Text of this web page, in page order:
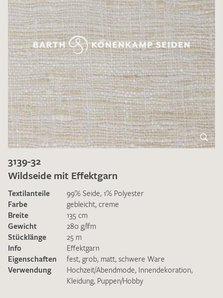
3139-32
Wildseide mit Effektgarn
Textilanteile
99% Seide, 1% Polyester
Farbe
gebleicht, creme
Breite
135 cm
Gewicht
280 g/lfm
Stücklänge
25 m
Info
Effektgarn
Eigenschaften
fest, grob, matt, schwere Ware
Verwendung
Hochzeit/Abendmode, Innendekoration,
Kleidung, Puppen/Hobby